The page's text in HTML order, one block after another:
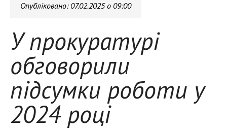
Опубліковано: 07.02.2025 о 09:00
У прокуратурі
обговорили
підсумки роботи у
2024 році